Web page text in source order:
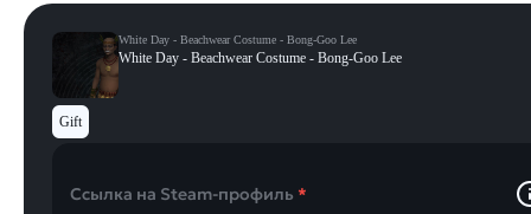
White Day - Beachwear Costume - Bong-Goo Lee
White Day - Beachwear Costume - Bong-Goo Lee
Gift
Ссылка на Steam-профиль *